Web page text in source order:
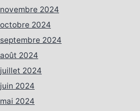
novembre 2024
octobre 2024
septembre 2024
août 2024
juillet 2024
juin 2024
mai 2024